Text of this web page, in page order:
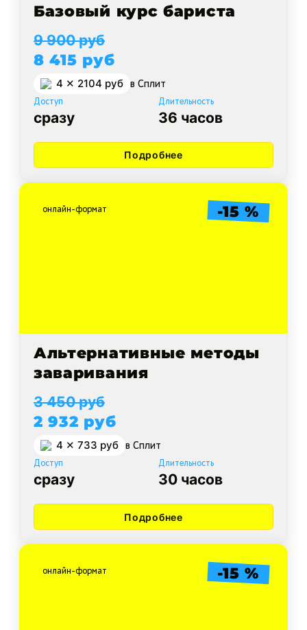
Базовый курс бариста
9 900 руб
8 415 руб
4 ✕ 2104 руб в Cплит
Доступ
сразу
Длительность
36 часов
Подробнее
онлайн-формат -15 %
Альтернативные методы
заваривания
3 450 руб
2 932 руб
4 ✕ 733 руб в Cплит
Доступ
сразу
Длительность
30 часов
Подробнее
онлайн-формат -15 %